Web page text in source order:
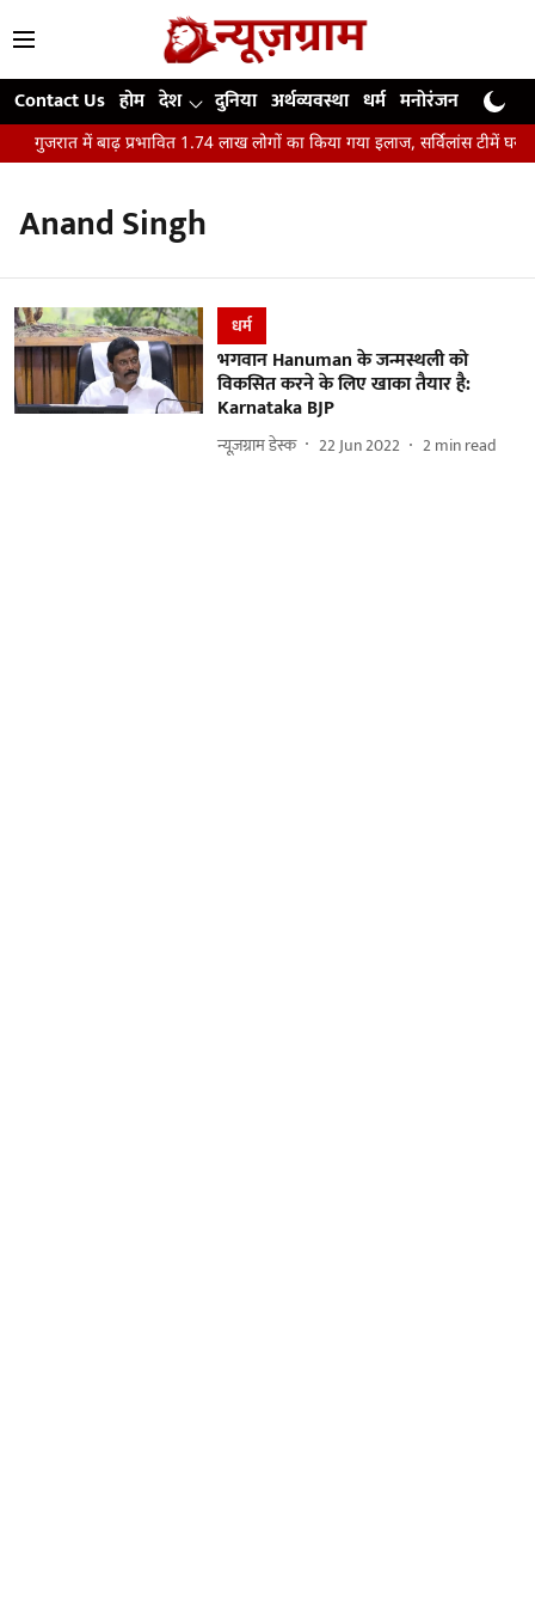
Contact Us होम देश दुनिया अर्थव्यवस्था धर्म मनोरंजन खेल
गुजरात में बाढ़ प्रभावित 1.74 लाख लोगों का किया गया इलाज, सर्विलांस टीमें घर-
Anand Singh
धर्म
भगवान Hanuman के जन्मस्थली को
विकसित करने के लिए खाका तैयार है:
Karnataka BJP
न्यूज़ग्राम डेस्क 22 Jun 2022 2min read